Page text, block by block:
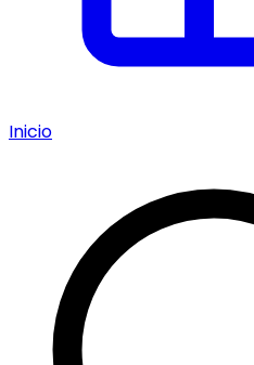
Inicio